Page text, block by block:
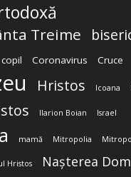
Treime
copil Coronavirus Cruce
Hristos Icoana
Ilarion Boian Israel
mamă Mitropolia
Hristos Nașterea